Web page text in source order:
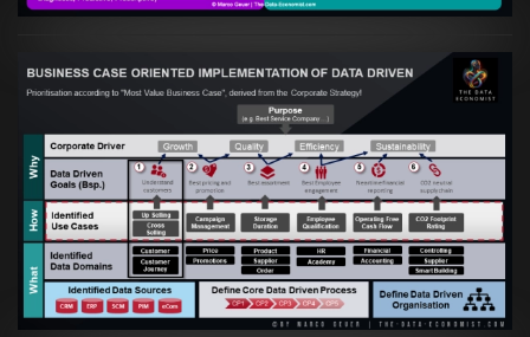
Artikel:
Business Case orientierte
Etablierung einer Data Driven Company
VIEW